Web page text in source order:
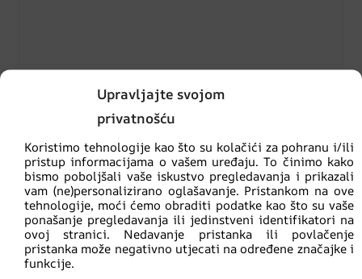
Upravljajte svojom
privatnošću
Koristimo tehnologije kao što su kolačići za pohranu i/ili
pristup informacijama o vašem uređaju. To činimo kako
bismo poboljšali vaše iskustvo pregledavanja i prikazali
vam (ne)personalizirano oglašavanje. Pristankom na ove
tehnologije, moći ćemo obraditi podatke kao što su vaše
ponašanje pregledavanja ili jedinstveni identifikatori na
ovoj stranici. Nedavanje pristanka ili povlačenje
pristanka može negativno utjecati na određene značajke i
funkcije.
Točan opis neispravnosti proizvoda:
Ako je predmet reklamacije fototapeta, je li